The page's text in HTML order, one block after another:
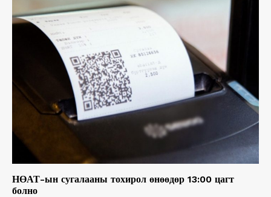
НӨАТ-ын сугалааны тохирол өнөөдөр 13:00 цагт
болно